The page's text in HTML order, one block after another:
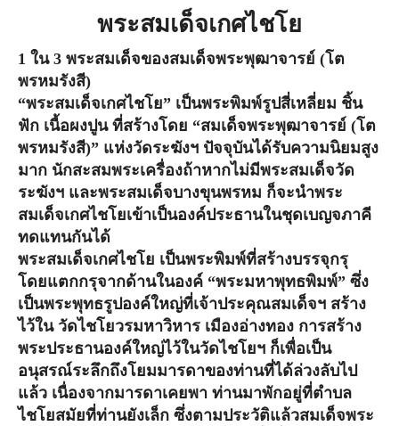
พระสมเด็จเกศไชโย
1 ใน 3 พระสมเด็จของสมเด็จพระพุฒาจารย์ (โต
พรหมรังสี)
“พระสมเด็จเกศไชโย” เป็นพระพิมพ์รูปสี่เหลี่ยม ชิ้น
ฟัก เนื้อผงปูน ที่สร้างโดย “สมเด็จพระพุฒาจารย์ (โต
พรหมรังสี)” แห่งวัดระฆังฯ ปัจจุบันได้รับความนิยมสูง
มาก นักสะสมพระเครื่องถ้าหากไม่มีพระสมเด็จวัด
ระฆังฯ และพระสมเด็จบางขุนพรหม ก็จะนำพระ
สมเด็จเกศไชโยเข้าเป็นองค์ประธานในชุดเบญจภาคี
ทดแทนกันได้
พระสมเด็จเกศไชโย เป็นพระพิมพ์ที่สร้างบรรจุกรุ
โดยแตกกรุจากด้านในองค์ “พระมหาพุทธพิมพ์” ซึ่ง
เป็นพระพุทธรูปองค์ใหญ่ที่เจ้าประคุณสมเด็จฯ สร้าง
ไว้ใน วัดไชโยวรมหาวิหาร เมืองอ่างทอง การสร้าง
พระประธานองค์ใหญ่ไว้ในวัดไชโยฯ ก็เพื่อเป็น
อนุสรณ์ระลึกถึงโยมมารดาของท่านที่ได้ล่วงลับไป
แล้ว เนื่องจากมารดาเคยพา ท่านมาพักอยู่ที่ตำบล
ไชโยสมัยที่ท่านยังเล็ก ซึ่งตามประวัติแล้วสมเด็จพระ